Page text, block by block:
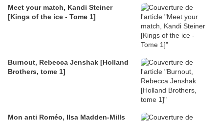
Meet your match, Kandi Steiner
[Kings of the ice - Tome 1]
Burnout, Rebecca Jenshak [Holland
Brothers, tome 1]
Mon anti Roméo, Ilsa Madden-Mills